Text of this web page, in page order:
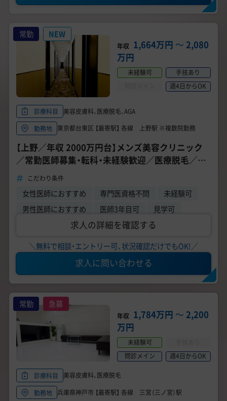
常勤 NEW
年収 1,664万円 〜 2,080
万円
未経験可
手技あり
週4日からOK
診療科目
美容皮膚科、医療脱毛、AGA
勤務地
東京都台東区 【最寄駅】 各線 上野駅 ※複数院勤務
【上野／年収 2000万円台】メンズ美容クリニック
／常勤医師募集・転科・未経験歓迎／医療脱毛／好
調により増床《ゴリラクリニック 上野院》
こだわり条件
女性医師におすすめ 専門医資格不問
未経験可
男性医師におすすめ
医師3年目可 見学可
求人の詳細を確認する
＼無料で相談・エントリー可、状況確認だけでもOK!／
求人に問い合わせる
常勤 急募
年収 1,784万円 〜 2,200
万円
未経験可
問診メイン
週4日からOK
診療科目
美容皮膚科、医療脱毛
勤務地
兵庫県神戸市 【最寄駅】 各線 三宮（三ノ宮）駅